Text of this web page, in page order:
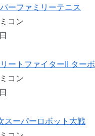
ーファミリーテニス
コン
ートファイターII ターボ
コン
スーパーロボット大戦